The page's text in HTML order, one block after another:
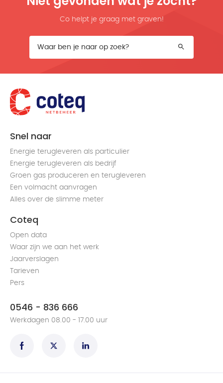
Co helpt je graag met graven!
Snel naar
Energie terugleveren als particulier
Energie terugleveren als bedrijf
Groen gas produceren en terugleveren
Een volmacht aanvragen
Alles over de slimme meter
Coteq
Open data
Waar zijn we aan het werk
Jaarverslagen
Tarieven
Pers
0546 - 836 666
Werkdagen 08.00 - 17.00 uur